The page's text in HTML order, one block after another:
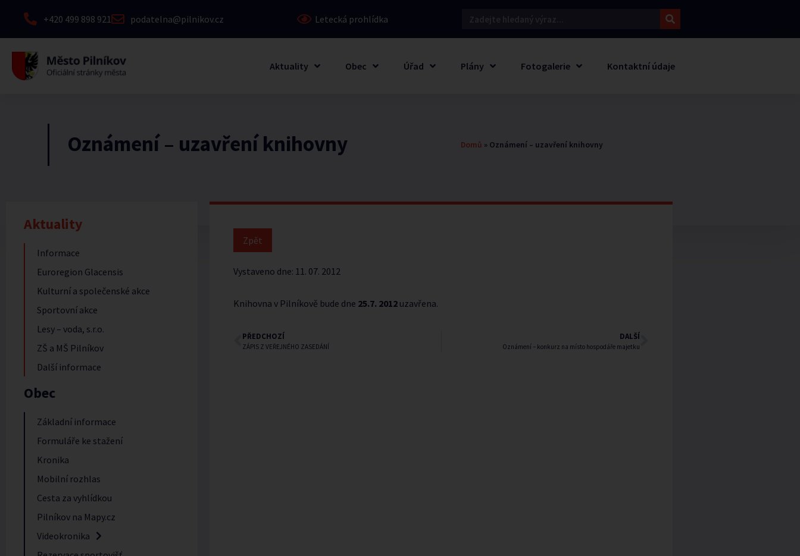
+420 499 898 921 podatelna@pilnikov.cz Letecká prohlídka
Aktuality Obec Úřad Plány Fotogalerie Kontaktní údaje
Oznámení – uzavření knihovny Domů » Oznámení – uzavření knihovny
Aktuality
Informace
Euroregion Glacensis
Kulturní a společenské akce
Sportovní akce
Lesy – voda, s.r.o.
ZŠ a MŠ Pilníkov
Další informace
Obec
Základní informace
Formuláře ke stažení
Kronika
Mobilní rozhlas
Cesta za vyhlídkou
Pilníkov na Mapy.cz
Videokronika
Vystaveno dne: 11. 07. 2012
Knihovna v Pilníkově bude dne 25.7. 2012 uzavřena.
PŘEDCHOZÍ
ZÁPIS Z VEŘEJNÉHO ZASEDÁNÍ
DALŠÍ
Oznámení – konkurz na místo hospodáře majetku